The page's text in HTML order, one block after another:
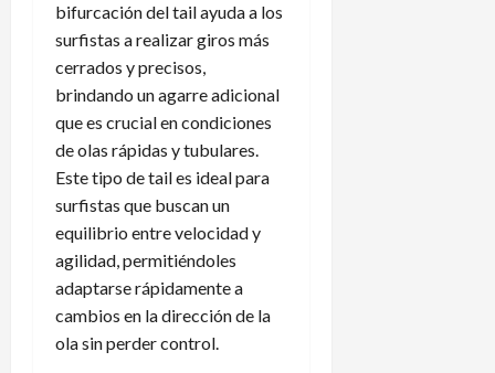
bifurcación del tail ayuda a los
surfistas a realizar giros más
cerrados y precisos,
brindando un agarre adicional
que es crucial en condiciones
de olas rápidas y tubulares.
Este tipo de tail es ideal para
surfistas que buscan un
equilibrio entre velocidad y
agilidad, permitiéndoles
adaptarse rápidamente a
cambios en la dirección de la
ola sin perder control.